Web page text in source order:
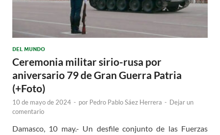
DEL MUNDO
Ceremonia militar sirio-rusa por
aniversario 79 de Gran Guerra Patria
(+Foto)
10 de mayo de 2024 - por Pedro Pablo Sáez Herrera - Dejar un
comentario
Damasco, 10 may.- Un desfile conjunto de las Fuerzas